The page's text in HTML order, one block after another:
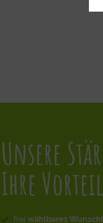
Unsere
Ihre
frei wählbares